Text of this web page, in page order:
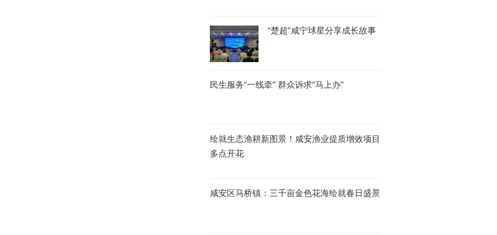
“楚超”咸宁球星分享成长故事
民生服务“一线牵” 群众诉求“马上办”
绘就生态渔耕新图景！咸安渔业提质增效项目
多点开花
咸安区马桥镇：三千亩金色花海绘就春日盛景